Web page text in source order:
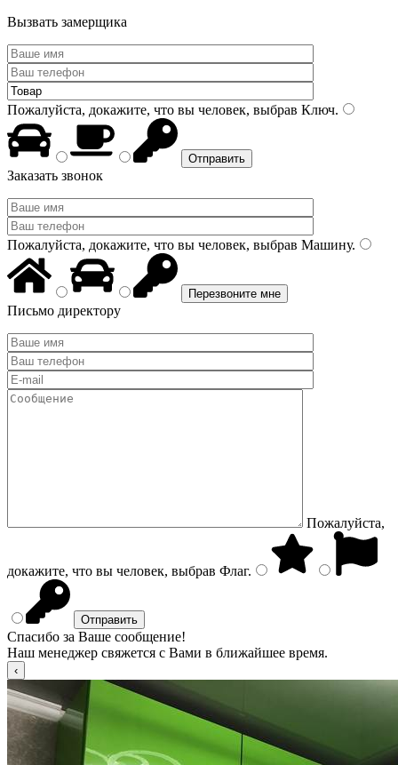
Вызвать замерщика
Пожалуйста, докажите, что вы человек, выбрав Ключ.
Заказать звонок
Пожалуйста, докажите, что вы человек, выбрав Машину.
Письмо директору
Пожалуйста,
докажите, что вы человек, выбрав Флаг.
Спасибо за Ваше сообщение!
Наш менеджер свяжется с Вами в ближайшее время.